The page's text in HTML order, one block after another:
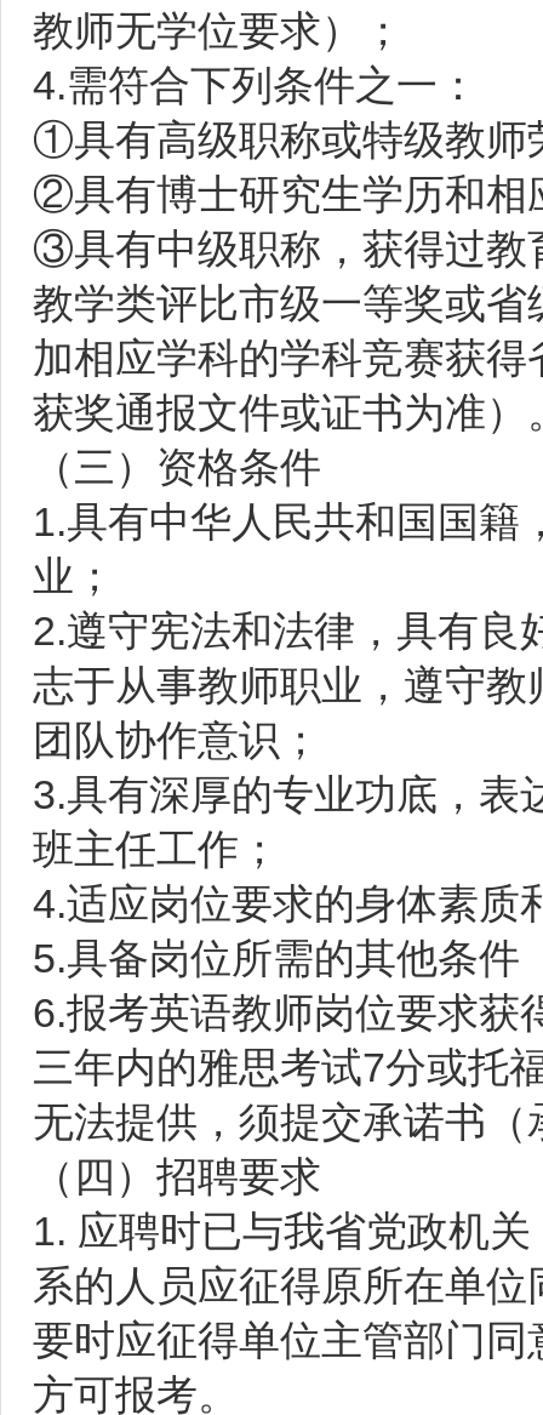
教师无学位要求）；
4.需符合下列条件之一：
①具有高级职称或特级教师
②具有博士研究生学历和相
③具有中级职称，获得过教
教学类评比市级一等奖或
加相应学科的学科竞赛获
获奖通报文件或证书为准）
（三）资格条件
1.具有中华人民共和国国籍
业；
2.遵守宪法和法律，具有良
志于从事教师职业，遵守
团队协作意识；
3.具有深厚的专业功底，表
班主任工作；
4.适应岗位要求的身体素质
5.具备岗位所需的其他条件
6.报考英语教师岗位要求获
三年内的雅思考试7分或托
无法提供，须提交承诺书
（四）招聘要求
1. 应聘时已与我省党政机
系的人员应征得原所在单
要时应征得单位主管部门
方可报考。